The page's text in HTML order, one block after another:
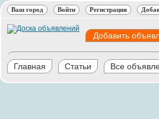
Ваш город Войти Регистрация
Добавить
Главная Статьи Все